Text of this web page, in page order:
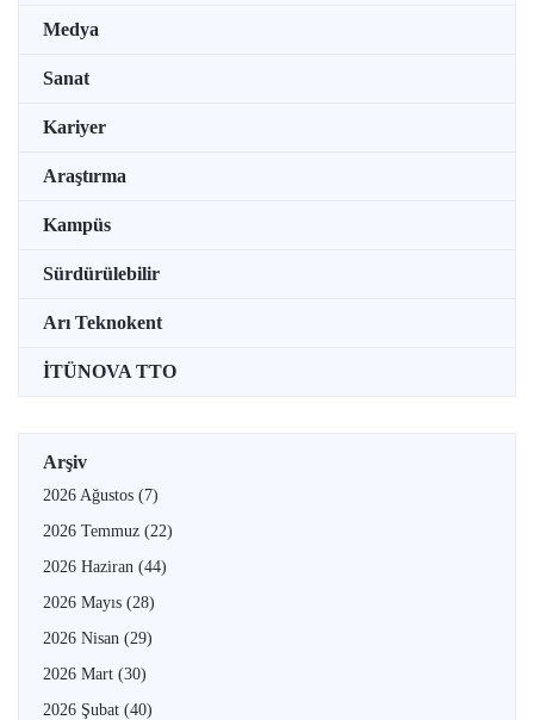
Medya
Sanat
Kariyer
Araştırma
Kampüs
Sürdürülebilir
Arı Teknokent
İTÜNOVA TTO
Arşiv
2026 Ağustos (7)
2026 Temmuz (22)
2026 Haziran (44)
2026 Mayıs (28)
2026 Nisan (29)
2026 Mart (30)
2026 Şubat (40)